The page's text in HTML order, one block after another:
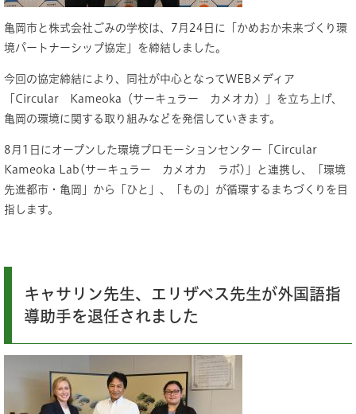
亀岡市と株式会社ごみの学校は、7月24日に「かめおか未来づくり環
境パートナーシップ協定」を締結しました。
今回の協定締結により、同社が中心となってWEBメディア
「Circular Kameoka（サーキュラー カメオカ）」を立ち上げ、
亀岡の環境に関する取り組みなどを発信していきます。
8月1日にオープンした環境プロモーションセンター「Circular
Kameoka Lab(サーキュラー カメオカ ラボ)」と連携し、「環境
先進都市・亀岡」から「ひと」、「もの」が循環するまちづくりを目
指します。
キャサリン先生、エリザベス先生が外国語指
導助手を退任されました